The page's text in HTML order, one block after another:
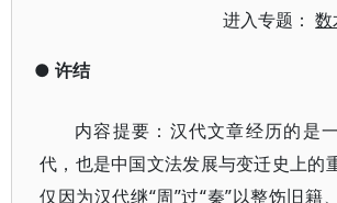
进入专题：数
● 许结
内容提要：汉代文章经历的是
代，也是中国文法发展与变迁史上的
仅因为汉代继“周”过“秦”以整饬旧籍